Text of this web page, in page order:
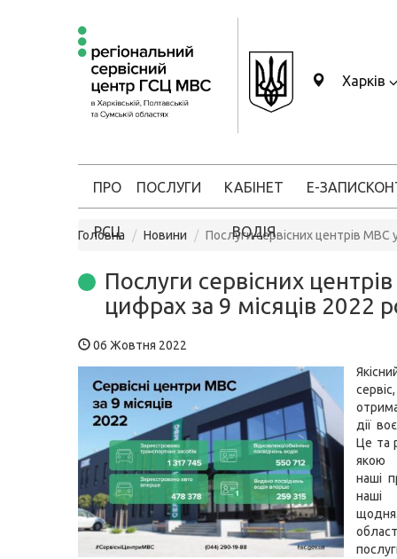
Харків
ПРО
РСЦ
ПОСЛУГИ КАБІНЕТ
ВОДІЯ
Е-ЗАПИС
Головна Новини Послуги сервісних центрів МВС
Послуги сервісних
цифрах за 9 місяців 2022
06 Жовтня 2022
дії
Це та
якою
наші